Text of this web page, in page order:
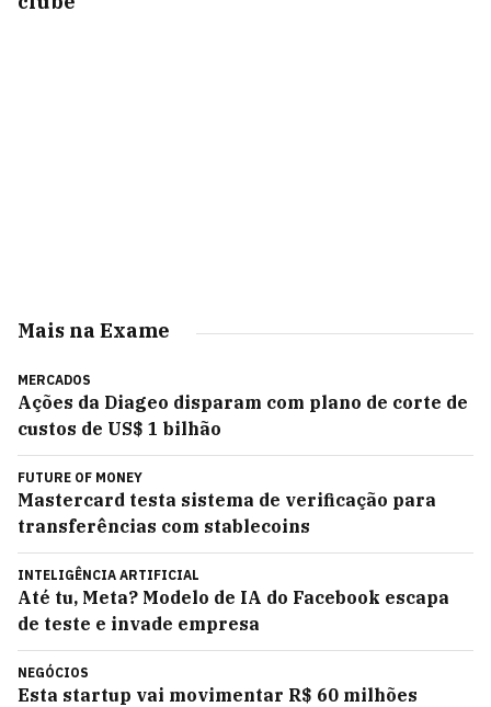
Mais na Exame
MERCADOS
Ações da Diageo disparam com plano de corte de
custos de US$ 1 bilhão
FUTURE OF MONEY
Mastercard testa sistema de verificação para
transferências com stablecoins
INTELIGÊNCIA ARTIFICIAL
Até tu, Meta? Modelo de IA do Facebook escapa
de teste e invade empresa
NEGÓCIOS
Esta startup vai movimentar R$ 60 milhões